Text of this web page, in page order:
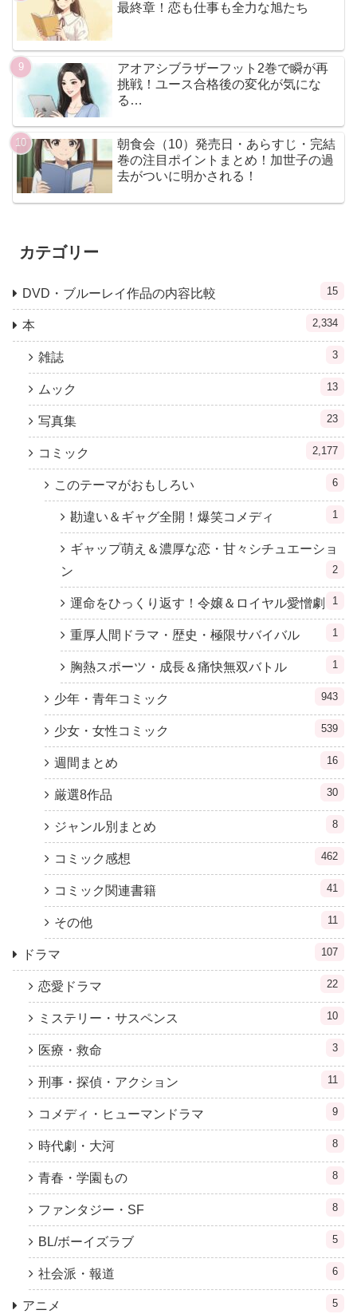
最終章！恋も仕事も全力な旭たち
アオアシブラザーフット2巻で瞬が再
挑戦！ユース合格後の変化が気にな
る…
朝食会（10）発売日・あらすじ・完結
巻の注目ポイントまとめ！加世子の過
去がついに明かされる！
カテゴリー
DVD・ブルーレイ作品の内容比較 15
本 2,334
雑誌 3
ムック 13
写真集 23
コミック 2,177
このテーマがおもしろい 6
勘違い＆ギャグ全開！爆笑コメディ 1
ギャップ萌え＆濃厚な恋・甘々シチュエーショ
ン
2
運命をひっくり返す！令嬢＆ロイヤル愛憎劇 1
重厚人間ドラマ・歴史・極限サバイバル 1
胸熱スポーツ・成長＆痛快無双バトル 1
少年・青年コミック 943
少女・女性コミック 539
週間まとめ 16
厳選8作品 30
ジャンル別まとめ 8
コミック感想 462
コミック関連書籍 41
その他 11
ドラマ 107
恋愛ドラマ 22
ミステリー・サスペンス 10
医療・救命 3
刑事・探偵・アクション 11
コメディ・ヒューマンドラマ 9
時代劇・大河 8
青春・学園もの 8
ファンタジー・SF 8
BL/ボーイズラブ 5
社会派・報道 6
アニメ 5